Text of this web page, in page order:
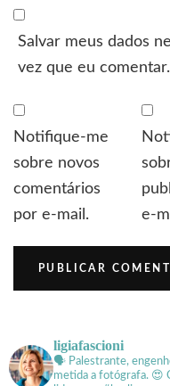
Salvar meus dados
vez que eu comentar.
Notifique-me
sobre novos
comentários
por e-mail.
e-
ligiafascioni
🗣 Palestrante,
metida a fotógrafa. 😍